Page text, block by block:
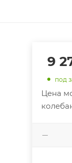
9
под
Цена